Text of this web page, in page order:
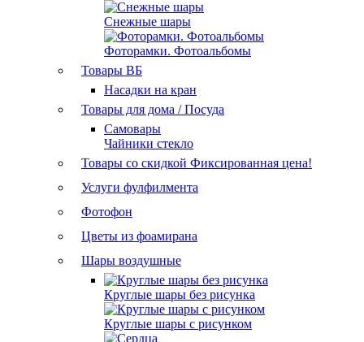
Снежные шары
Фоторамки. Фотоальбомы
Товары ВБ
Насадки на кран
Товары для дома / Посуда
Самовары
Чайники стекло
Товары со скидкой Фиксированная цена!
Услуги фулфилмента
Фотофон
Цветы из фоамирана
Шары воздушные
Круглые шары без рисунка
Круглые шары с рисунком